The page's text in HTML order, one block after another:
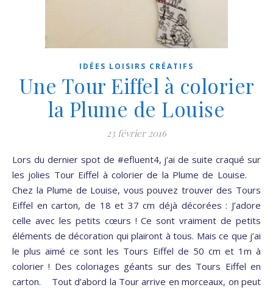
IDÉES LOISIRS CRÉATIFS
Une Tour Eiffel à colorier
la Plume de Louise
23 février 2016
Lors du dernier spot de #efluent4, j’ai de suite craqué sur
les jolies Tour Eiffel à colorier de la Plume de Louise.
Chez la Plume de Louise, vous pouvez trouver des Tours
Eiffel en carton, de 18 et 37 cm déjà décorées : J’adore
celle avec les petits cœurs ! Ce sont vraiment de petits
éléments de décoration qui plairont à tous. Mais ce que j’ai
le plus aimé ce sont les Tours Eiffel de 50 cm et 1m à
colorier ! Des coloriages géants sur des Tours Eiffel en
carton. Tout d’abord la Tour arrive en morceaux, on peut